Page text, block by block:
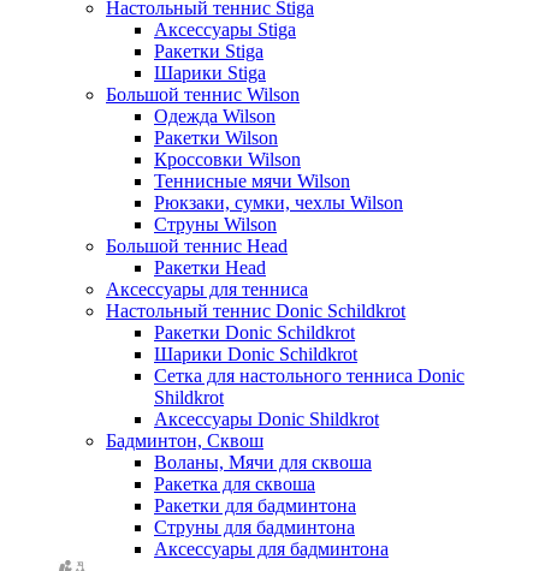
Настольный теннис Stiga
Аксессуары Stiga
Ракетки Stiga
Шарики Stiga
Большой теннис Wilson
Одежда Wilson
Ракетки Wilson
Кроссовки Wilson
Теннисные мячи Wilson
Рюкзаки, сумки, чехлы Wilson
Струны Wilson
Большой теннис Head
Ракетки Head
Аксессуары для тенниса
Настольный теннис Donic Schildkrot
Ракетки Donic Schildkrot
Шарики Donic Schildkrot
Сетка для настольного тенниса Donic
Shildkrot
Аксессуары Donic Shildkrot
Бадминтон, Сквош
Воланы, Мячи для сквоша
Ракетка для сквоша
Ракетки для бадминтона
Струны для бадминтона
Аксессуары для бадминтона